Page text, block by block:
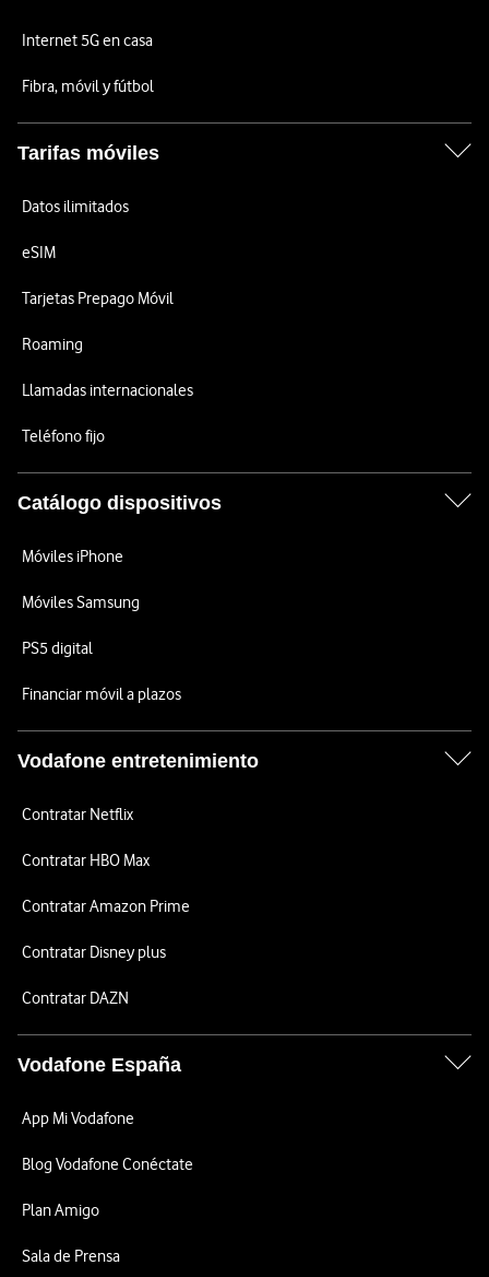
Internet 5G en casa
Fibra, móvil y fútbol
Tarifas móviles
Datos ilimitados
eSIM
Tarjetas Prepago Móvil
Roaming
Llamadas internacionales
Teléfono fijo
Catálogo dispositivos
Móviles iPhone
Móviles Samsung
PS5 digital
Financiar móvil a plazos
Vodafone entretenimiento
Contratar Netflix
Contratar HBO Max
Contratar Amazon Prime
Contratar Disney plus
Contratar DAZN
Vodafone España
App Mi Vodafone
Blog Vodafone Conéctate
Plan Amigo
Sala de Prensa